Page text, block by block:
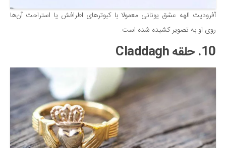
آفرودیت الهه عشق یونانی معمولا با کبوترهای اطرافش یا استراحت آن‌ها
روی او به تصویر کشیده شده است.
10. حلقه Claddagh